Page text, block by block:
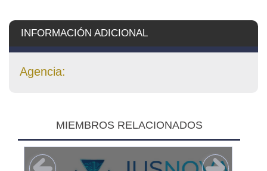
INFORMACIÓN ADICIONAL
Agencia:
MIEMBROS RELACIONADOS